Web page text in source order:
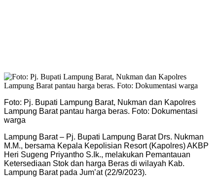
Foto: Pj. Bupati Lampung Barat, Nukman dan Kapolres
Lampung Barat pantau harga beras. Foto: Dokumentasi
warga
Lampung Barat – Pj. Bupati Lampung Barat Drs. Nukman
M.M., bersama Kepala Kepolisian Resort (Kapolres) AKBP
Heri Sugeng Priyantho S.Ik., melakukan Pemantauan
Ketersediaan Stok dan harga Beras di wilayah Kab.
Lampung Barat pada Jum’at (22/9/2023).